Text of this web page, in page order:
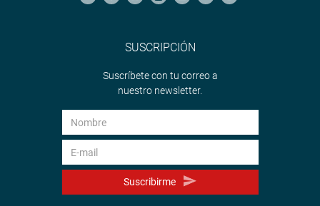
SUSCRIPCIÓN
Suscríbete con tu correo a
nuestro newsletter.
Suscribirme